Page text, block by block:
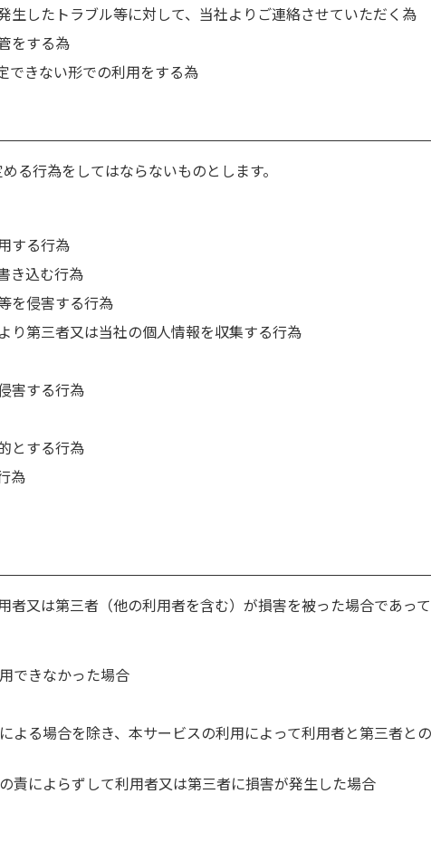
生したトラブル等に対して、当社よりご連絡させていただく為
をする為
できない形での利用をする為
る行為をしてはならないものとします。
する行為
き込む行為
を侵害する行為
り第三者又は当社の個人情報を収集する行為
害する行為
とする行為
為
者又は第三者（他の利用者を含む）が損害を被った場合であっ
できなかった場合
よる場合を除き、本サービスの利用によって利用者と第三者と
責によらずして利用者又は第三者に損害が発生した場合